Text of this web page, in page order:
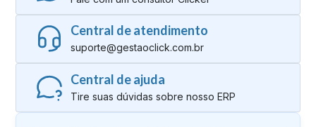
Central de atendimento
suporte@gestaoclick.com.br
Central de ajuda
Tire suas dúvidas sobre nosso ERP